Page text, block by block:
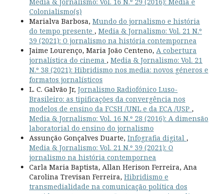
Media & Jornalismo: Vol. 16 N.º 29 (2016): Média e
Colonialismo(s)
Marialva Barbosa, Mundo do jornalismo e história
do tempo presente , Media & Jornalismo: Vol. 21 N.º
39 (2021): O jornalismo na história contempornea
Jaime Lourenço, Maria João Centeno, A cobertura
jornalística do cinema , Media & Jornalismo: Vol. 21
N.º 38 (2021): Hibridismo nos media: novos géneros e
formatos jornalísticos
L. C. Galvão Jr, Jornalismo Radiofónico Luso-
Brasileiro: as tipificações da convergência nos
modelos de ensino da FCSH /UNL e da ECA /USP ,
Media & Jornalismo: Vol. 16 N.º 28 (2016): A dimensão
laboratorial do ensino do jornalismo
Assunção Gonçalves Duarte, Infografia digital ,
Media & Jornalismo: Vol. 21 N.º 39 (2021): O
jornalismo na história contempornea
Carla Maria Baptista, Allan Herison Ferreira, Ana
Carolina Trevisan Ferreira, Hibridismo e
transmedialidade na comunicação política dos